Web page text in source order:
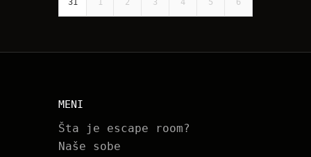
31 1 2 3 4 5 6
MENI
Šta je escape room?
Naše sobe